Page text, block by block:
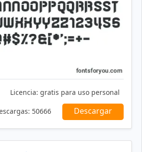
Licencia: gratis para uso personal
50666 Descargar